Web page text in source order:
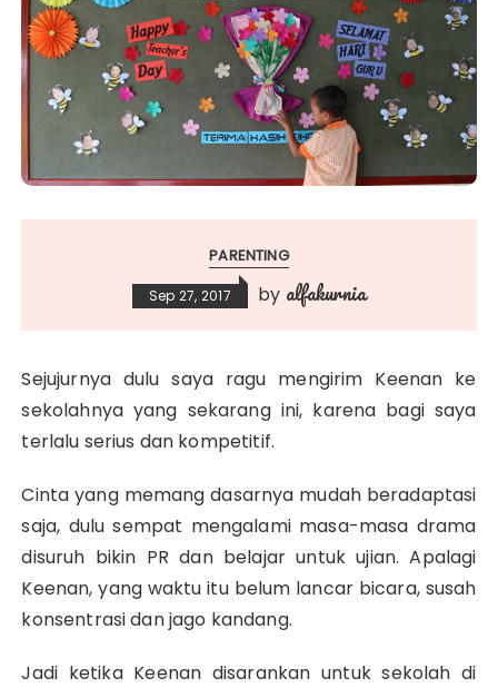
PARENTING
Sep 27, 2017 by alfakurnia
Sejujurnya dulu saya ragu mengirim Keenan ke
sekolahnya yang sekarang ini, karena bagi saya
terlalu serius dan kompetitif.
Cinta yang memang dasarnya mudah beradaptasi
saja, dulu sempat mengalami masa-masa drama
disuruh bikin PR dan belajar untuk ujian. Apalagi
Keenan, yang waktu itu belum lancar bicara, susah
konsentrasi dan jago kandang.
Jadi ketika Keenan disarankan untuk sekolah di